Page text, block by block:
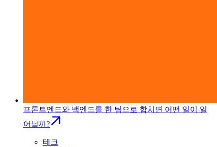
프론트엔드와 백엔드를 한 팀으로 합치면 어떤 일이 일
어날까?
테크